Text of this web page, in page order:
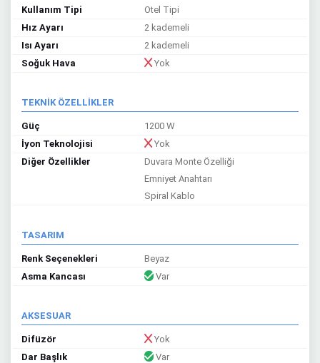
Kullanım Tipi
Otel Tipi
Hız Ayarı
2 kademeli
Isı Ayarı
2 kademeli
Soğuk Hava
Yok
TEKNİK ÖZELLİKLER
Güç
1200 W
İyon Teknolojisi
Yok
Diğer Özellikler
Duvara Monte Özelliği
Emniyet Anahtarı
Spiral Kablo
TASARIM
Renk Seçenekleri
Beyaz
Asma Kancası
Var
AKSESUAR
Difüzör
Yok
Dar Başlık
Var